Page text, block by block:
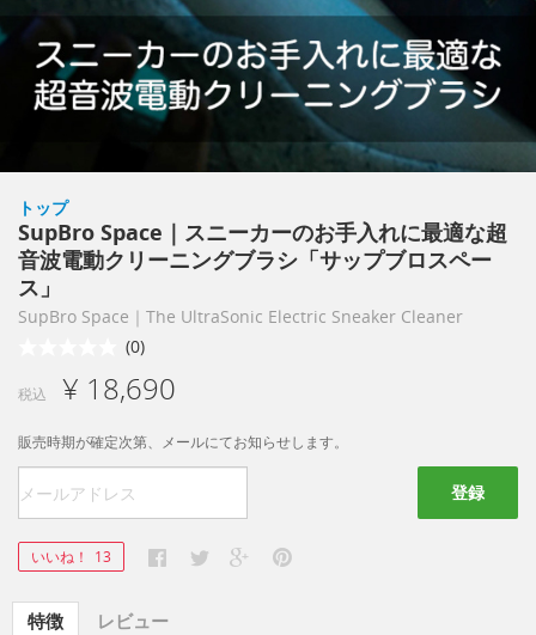
トップ
SupBro Space｜スニーカーのお手入れに最適な超
音波電動クリーニングブラシ「サップブロスペー
ス」
SupBro Space｜The UltraSonic Electric Sneaker Cleaner
(0)
税込 ¥ 18,690
販売時期が確定次第、メールにてお知らせします。
登録
いいね！ 13
特徴 レビュー